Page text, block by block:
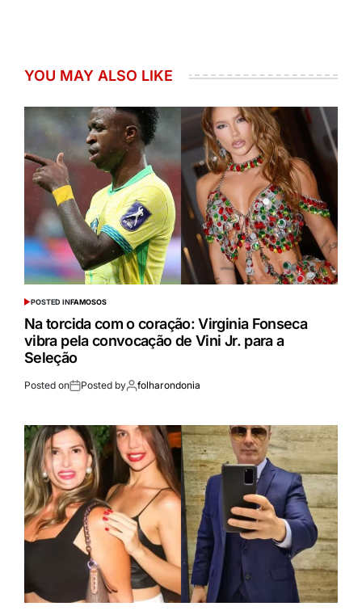
YOU MAY ALSO LIKE
POSTED INFAMOSOS
Na torcida com o coração: Virginia Fonseca
vibra pela convocação de Vini Jr. para a
Seleção
Posted on Posted by folharondonia